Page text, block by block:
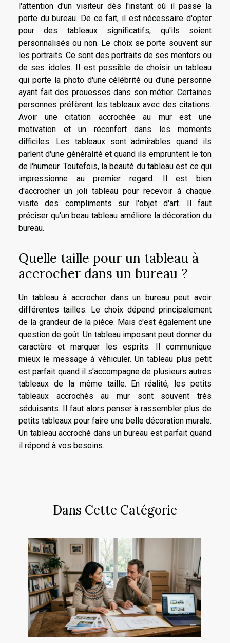
l'attention d'un visiteur dès l'instant où il passe la
porte du bureau. De ce fait, il est nécessaire d'opter
pour des tableaux significatifs, qu'ils soient
personnalisés ou non. Le choix se porte souvent sur
les portraits. Ce sont des portraits de ses mentors ou
de ses idoles. Il est possible de choisir un tableau
qui porte la photo d'une célébrité ou d'une personne
ayant fait des prouesses dans son métier. Certaines
personnes préfèrent les tableaux avec des citations.
Avoir une citation accrochée au mur est une
motivation et un réconfort dans les moments
difficiles. Les tableaux sont admirables quand ils
parlent d'une généralité et quand ils empruntent le ton
de l'humeur. Toutefois, la beauté du tableau est ce qui
impressionne au premier regard. Il est bien
d'accrocher un joli tableau pour recevoir à chaque
visite des compliments sur l'objet d'art. Il faut
préciser qu'un beau tableau améliore la décoration du
bureau.
Quelle taille pour un tableau à
accrocher dans un bureau ?
Un tableau à accrocher dans un bureau peut avoir
différentes tailles. Le choix dépend principalement
de la grandeur de la pièce. Mais c'est également une
question de goût. Un tableau imposant peut donner du
caractère et marquer les esprits. Il communique
mieux le message à véhiculer. Un tableau plus petit
est parfait quand il s'accompagne de plusieurs autres
tableaux de la même taille. En réalité, les petits
tableaux accrochés au mur sont souvent très
séduisants. Il faut alors penser à rassembler plus de
petits tableaux pour faire une belle décoration murale.
Un tableau accroché dans un bureau est parfait quand
il répond à vos besoins.
Dans Cette Catégorie